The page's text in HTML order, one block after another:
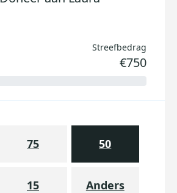
Streefbedrag
€750
75 50
15 Anders